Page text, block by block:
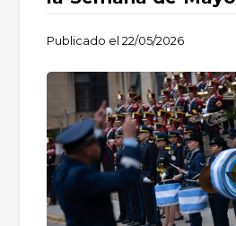
Publicado el22/05/2026